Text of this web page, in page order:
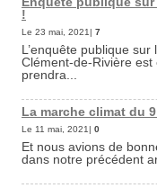
!
Le 23 mai, 2021| 7
L’enquête publique
Clément-de-Rivière
prendra...
La marche climat du
Le 11 mai, 2021| 0
Et nous avions de
dans notre précédent